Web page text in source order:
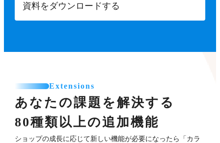
資料をダウンロードする
Extensions
あなたの課題を解決する
80種類以上の追加機能
ショップの成長に応じて新しい機能が必要になったら「カラ